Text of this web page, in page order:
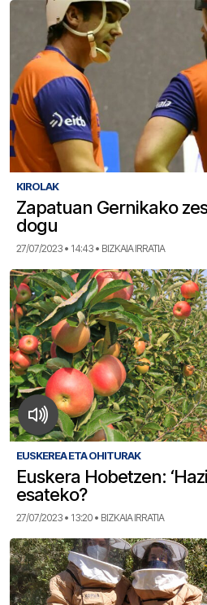
KIROLAK
Zapatuan Gernikako
dogu
27/07/2023 • 14:43 • BIZKAIA IRRATIA
EUSKEREA ETA OHITURAK
Euskera Hobetzen:
esateko?
27/07/2023 • 13:20 • BIZKAIA IRRATIA